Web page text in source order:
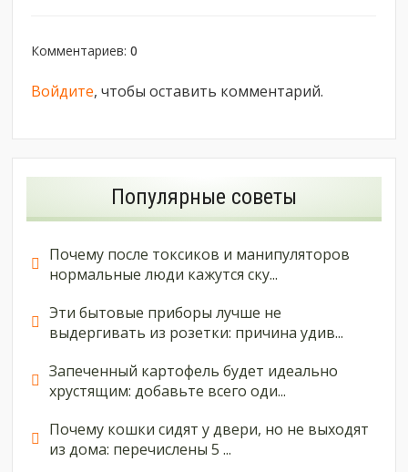
Комментариев:0
Войдите, чтобы оставить комментарий.
Популярные советы
Почему после токсиков и манипуляторов
нормальные люди кажутся ску...
Эти бытовые приборы лучше не
выдергивать из розетки: причина удив...
Запеченный картофель будет идеально
хрустящим: добавьте всего оди...
Почему кошки сидят у двери, но не выходят
из дома: перечислены 5 ...